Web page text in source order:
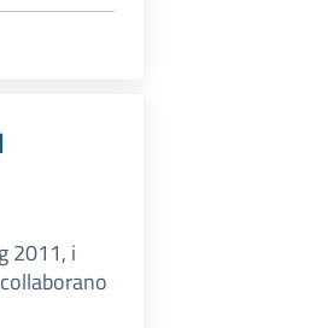
2011, i